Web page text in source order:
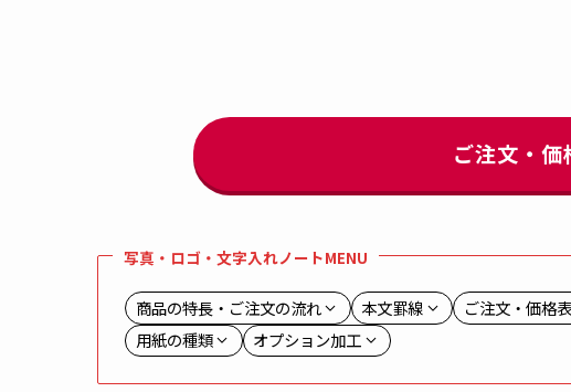
ご注文・
写真・ロゴ・文字入れノートMENU
商品の特長・ご注文の流れ 本文罫線 ご注文・価格表
用紙の種類
オプション加工